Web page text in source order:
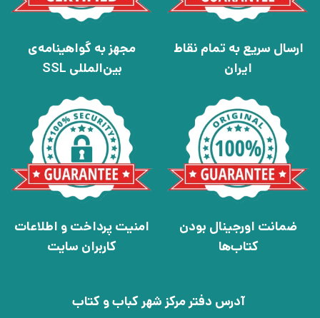
ارسال سریع به تمام نقاط
ایران
مجهز به گواهینامه‌ی
بین‌المللی SSL
ضمانت اورجینال بودن
کتاب‌ها
امنیت پرداخت و اطلاعات
کاربران سایت
آدرس دفتر مرکز شهر کباب و کتاب